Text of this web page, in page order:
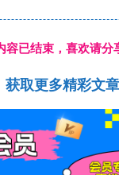
容已结束，喜欢请分
取更多精彩文章